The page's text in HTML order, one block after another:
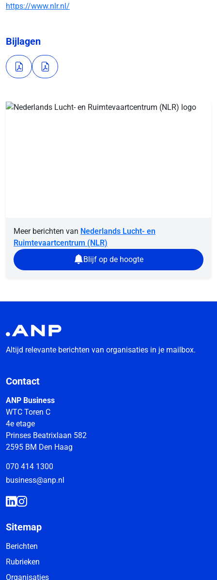
https://www.nlr.nl/
Bijlagen
Meer berichten van Nederlands Lucht- en
Ruimtevaartcentrum (NLR)
Blijf op de hoogte
Altijd relevante berichten van organisaties in je mailbox.
Contact
ANP Business
WTC Toren C
4e etage
Prinses Beatrixlaan 582
2595 BM Den Haag
070 414 1300
business@anp.nl
Sitemap
Berichten
Rubrieken
Organisaties